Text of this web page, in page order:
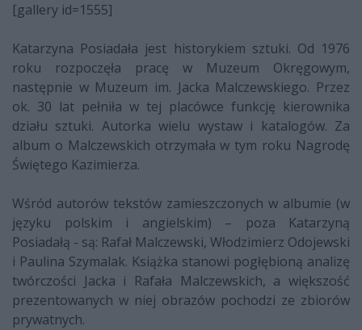
[gallery id=1555]
Katarzyna Posiadała jest historykiem sztuki. Od 1976
roku rozpoczęła pracę w Muzeum Okręgowym,
następnie w Muzeum im. Jacka Malczewskiego. Przez
ok. 30 lat pełniła w tej placówce funkcję kierownika
działu sztuki. Autorka wielu wystaw i katalogów. Za
album o Malczewskich otrzymała w tym roku Nagrodę
Świętego Kazimierza.
Wśród autorów tekstów zamieszczonych w albumie (w
języku polskim i angielskim) – poza Katarzyną
Posiadałą - są: Rafał Malczewski, Włodzimierz Odojewski
i Paulina Szymalak. Książka stanowi pogłębioną analizę
twórczości Jacka i Rafała Malczewskich, a większość
prezentowanych w niej obrazów pochodzi ze zbiorów
prywatnych.